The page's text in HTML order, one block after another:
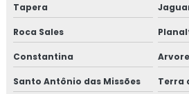
Lareira de canto pronta
Lareira de canto quadrada
Lareira de canto na sala
Tapera
Roca Sales
Constantina
Santo Antônio das Missões Terra